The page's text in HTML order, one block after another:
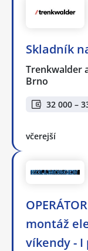
Skladník
Trenkwalder
Brno
32 000 –
včerejší
montáž
víkendy -